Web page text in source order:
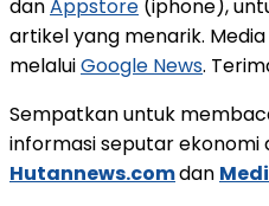
danAppstore (iphone),
artikel yang menarik.
melaluiGoogle News.
Sempatkan untuk
informasi seputar ekonomi
Hutannews.comdan